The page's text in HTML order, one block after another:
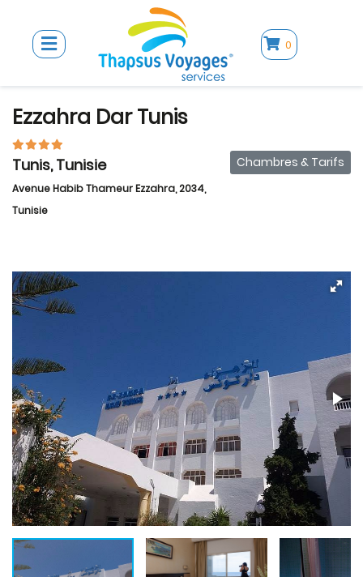
0
Ezzahra Dar Tunis
Tunis, Tunisie
Avenue Habib Thameur Ezzahra, 2034,
Tunisie
Chambres & Tarifs